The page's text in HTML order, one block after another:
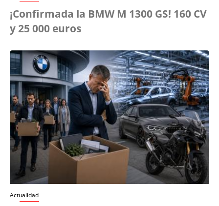
¡Confirmada la BMW M 1300 GS! 160 CV
y 25 000 euros
Actualidad